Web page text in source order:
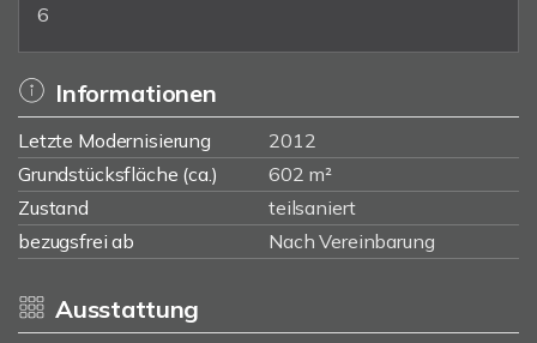
6
Informationen
Letzte Modernisierung
2012
Grundstücksfläche (ca.)
602 m²
Zustand
teilsaniert
bezugsfrei ab
Nach Vereinbarung
Ausstattung